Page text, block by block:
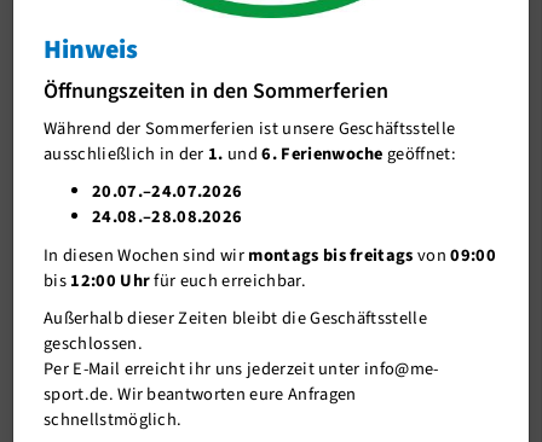
Wanderland
Durch das Haaner Musikantenviertel auf den
Sandberg
J-Team
Stellenangebote
Förderverein me-sport e.V.
Mitgliederservice
Verantwortung
Hinweis
Öffnungszeiten in den Sommerferien
Während der Sommerferien ist unsere Geschäftsstelle
ausschließlich in der 1. und6. Ferienwochegeöffnet:
20.07.–24.07.2026
24.08.–28.08.2026
In diesen Wochen sind wirmontags bis freitagsvon09:00
bis12:00 Uhrfür euch erreichbar.
Außerhalb dieser Zeiten bleibt die Geschäftsstelle
geschlossen.
Per E-Mail erreicht ihr uns jederzeit unter info@me-
sport.de. Wir beantworten eure Anfragen
schnellstmöglich.